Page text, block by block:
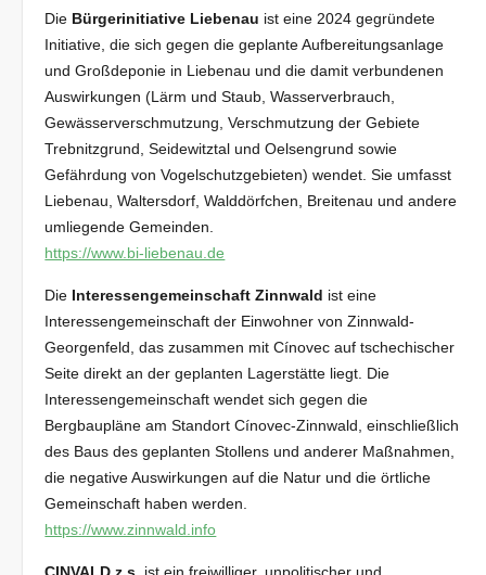
Die Bürgerinitiative Liebenau ist eine 2024 gegründete
Initiative, die sich gegen die geplante Aufbereitungsanlage
und Großdeponie in Liebenau und die damit verbundenen
Auswirkungen (Lärm und Staub, Wasserverbrauch,
Gewässerverschmutzung, Verschmutzung der Gebiete
Trebnitzgrund, Seidewitztal und Oelsengrund sowie
Gefährdung von Vogelschutzgebieten) wendet. Sie umfasst
Liebenau, Waltersdorf, Walddörfchen, Breitenau und andere
umliegende Gemeinden.
https://www.bi-liebenau.de
Die Interessengemeinschaft Zinnwald ist eine
Interessengemeinschaft der Einwohner von Zinnwald-
Georgenfeld, das zusammen mit Cínovec auf tschechischer
Seite direkt an der geplanten Lagerstätte liegt. Die
Interessengemeinschaft wendet sich gegen die
Bergbaupläne am Standort Cínovec-Zinnwald, einschließlich
des Baus des geplanten Stollens und anderer Maßnahmen,
die negative Auswirkungen auf die Natur und die örtliche
Gemeinschaft haben werden.
https://www.zinnwald.info